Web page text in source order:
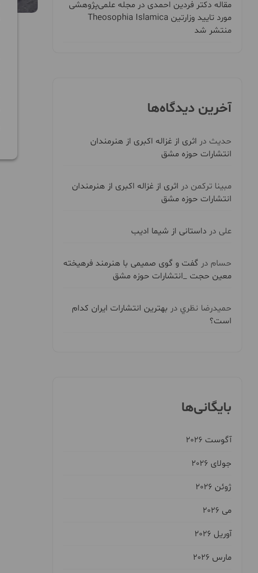
مقاله دکتر فردین احمدی در مجله علمی‌پژوهشی
مورد تایید وزارتین Theosophia Islamica
منتشر شد
آخرین دیدگاه‌ها
حدیث در اثری از غزاله اکبری از هنرمندان
انتشارات حوزه مشق
مبینا ترکمن در اثری از غزاله اکبری از هنرمندان
انتشارات حوزه مشق
علی در داستانی از شیما ادیب
حسام در گفت و گوی صمیمی با هنرمند فرهیخته
معین حجت _انتشارات حوزه مشق
حميدرضا نظري در بهترین انتشارات ایران کدام
است؟
بایگانی‌ها
آگوست 2026
جولای 2026
ژوئن 2026
می 2026
آوریل 2026
مارس 2026